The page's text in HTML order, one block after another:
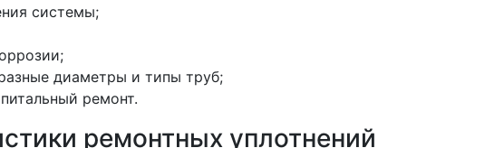
системы;
диаметры и типы труб;
ремонт.
ремонтных уплотнений